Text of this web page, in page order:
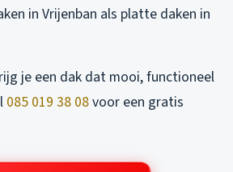
in Vrijenban als platte daken in
je een dak dat mooi, functioneel
085 019 38 08voor een gratis